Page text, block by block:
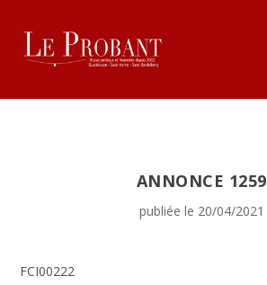
ANNONCE 1259
publiée le 20/04/2021
FCI00222